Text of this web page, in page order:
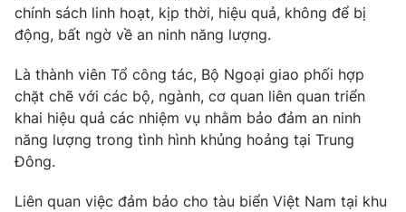
chính sách linh hoạt, kịp thời, hiệu quả, không để bị
động, bất ngờ về an ninh năng lượng.
Là thành viên Tổ công tác, Bộ Ngoại giao phối hợp
chặt chẽ với các bộ, ngành, cơ quan liên quan triển
khai hiệu quả các nhiệm vụ nhằm bảo đảm an ninh
năng lượng trong tình hình khủng hoảng tại Trung
Đông.
Liên quan việc đảm bảo cho tàu biển Việt Nam tại khu